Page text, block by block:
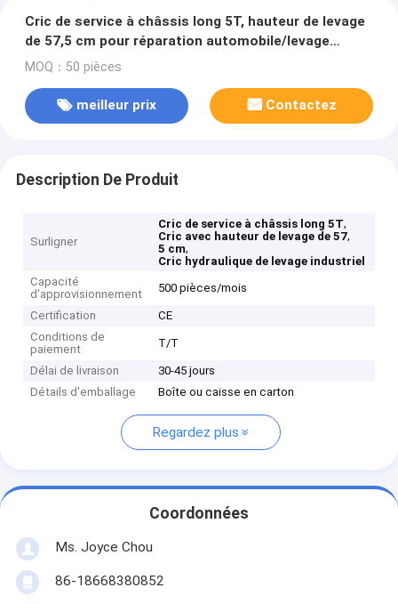
Cric de service à châssis long 5T, hauteur de levage
de 57,5 cm pour réparation automobile/levage
industriel
MOQ：50 pièces
meilleur prix Contactez
Description De Produit
Surligner
Cric de service à châssis long 5T,
Cric avec hauteur de levage de 57,
5 cm,
Cric hydraulique de levage industriel
Capacité
d'approvisionnement
500 pièces/mois
Certification
CE
Conditions de
paiement
T/T
Délai de livraison
30-45 jours
Détails d'emballage
Boîte ou caisse en carton
Regardez plus
Coordonnées
Ms. Joyce Chou
86-18668380852